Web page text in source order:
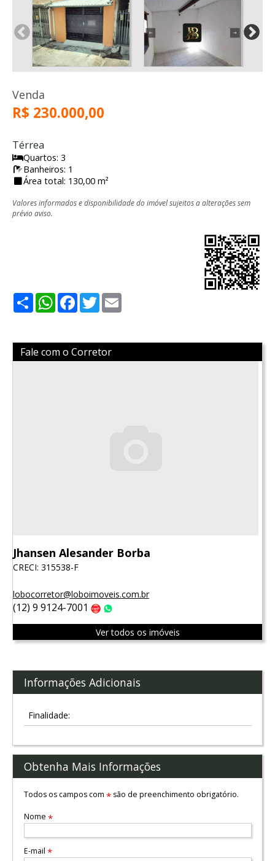
Venda
R$ 230.000,00
Térrea
Quartos: 3
Banheiros: 1
Área total: 130,00 m²
Valores informados e disponibilidade do imóvel sujeitos a alterações sem
prévio aviso.
ShareWhatsApp
Facebook
Twitter
Fale com o Corretor
Jhansen Alesander Borba
CRECI: 315538-F
lobocorretor@loboimoveis.com.br
(12) 9 9124-7001 Claro
Ver todos os imóveis
Informações Adicionais
Finalidade:
Obtenha Mais Informações
Todos os campos com *são de preenchimento obrigatório.
Nome *
E-mail *